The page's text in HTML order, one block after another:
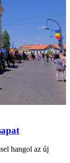
hangol az új